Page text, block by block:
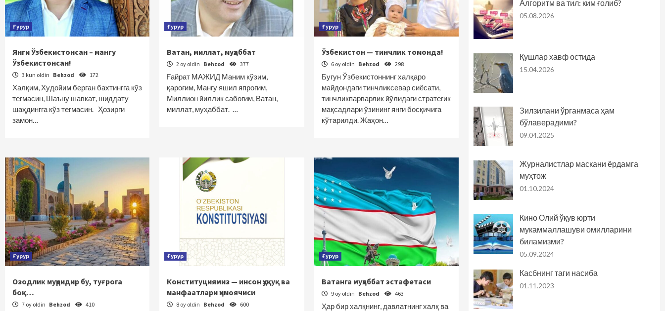
Ғурур
Янги Ўзбекистонсан – мангу
Ўзбекистонсан!
3 kun oldin Behzod 172
Халқим, Худойим берган бахтингга кўз
тегмасин, Шаъну шавкат, шиддату
шаҳдингга кўз тегмасин. Ҳозирги
замон…
Ғурур
Ватан, миллат, муҳаббат
2 oy oldin Behzod 377
Ғайрат МАЖИД Маним кўзим,
қароғим, Мангу яшил япроғим,
Миллион йиллик сабоғим, Ватан,
миллат, муҳаббат. …
Ғурур
Ўзбекистон — тинчлик томонда!
6 oy oldin Behzod 298
Бугун Ўзбекистоннинг халқаро
майдондаги тинчликсевар сиёсати,
тинчликпарварлик йўлидаги стратегик
мақсадлари ўзининг янги босқичига
кўтарилди. Жаҳон…
Ғурур
Озодлик муҳридир бу, туғрога
боқ…
7 oy oldin Behzod 410
Ғурур
Конституциямиз — инсон ҳуқуқ ва
манфаатлари ҳимоячиси
8 oy oldin Behzod 600
Ғурур
Ватанга муҳаббат эстафетаси
9 oy oldin Behzod 463
Ҳар бир халқнинг, давлатнинг халқ ва
Алгоритм ва тил: ким ғолиб?
05.08.2026
Қушлар хавф остида
15.04.2026
Зилзилани ўрганмаса ҳам
бўлаверадими?
09.04.2025
Журналистлар маскани ёрдамга
муҳтож
01.10.2024
Кино Олий ўқув юрти
мукаммаллашуви омилларини
биламизми?
05.09.2024
Касбнинг таги насиба
01.11.2023